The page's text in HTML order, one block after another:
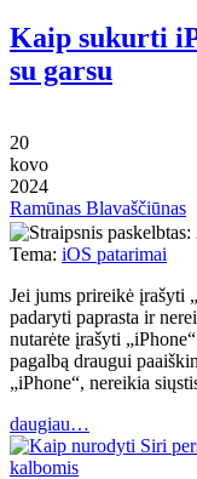
Kaip sukurti
su garsu
20
kovo
2024
Ramūnas Blavaščiūnas
Tema: iOS patarimai
Jei jums prireikė įrašyti
padaryti paprasta ir
nutarėte įrašyti
pagalbą draugui
„iPhone“, nereikia
daugiau…